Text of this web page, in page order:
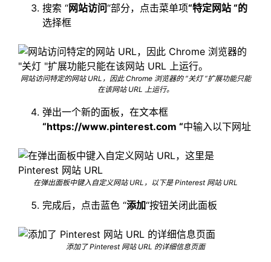
搜索 “网站访问“部分，点击菜单项“特定网站 “的
选择框
网站访问特定的网站 URL，因此 Chrome 浏览器的 “关灯 “扩展功能只能
在该网站 URL 上运行。
弹出一个新的面板，在文本框
“https://www.pinterest.com “中输入以下网址
在弹出面板中键入自定义网站 URL，以下是 Pinterest 网站 URL
完成后，点击蓝色 “添加“按钮关闭此面板
添加了 Pinterest 网站 URL 的详细信息页面